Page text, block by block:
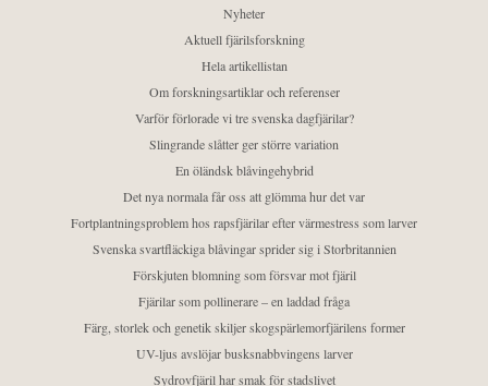
Nyheter
Aktuell fjärilsforskning
Hela artikellistan
Om forskningsartiklar och referenser
Varför förlorade vi tre svenska dagfjärilar?
Slingrande slåtter ger större variation
En öländsk blåvingehybrid
Det nya normala får oss att glömma hur det var
Fortplantningsproblem hos rapsfjärilar efter värmestress som larver
Svenska svartfläckiga blåvingar sprider sig i Storbritannien
Förskjuten blomning som försvar mot fjäril
Fjärilar som pollinerare – en laddad fråga
Färg, storlek och genetik skiljer skogspärlemorfjärilens former
UV-ljus avslöjar busksnabbvingens larver
Sydrovfjäril har smak för stadslivet